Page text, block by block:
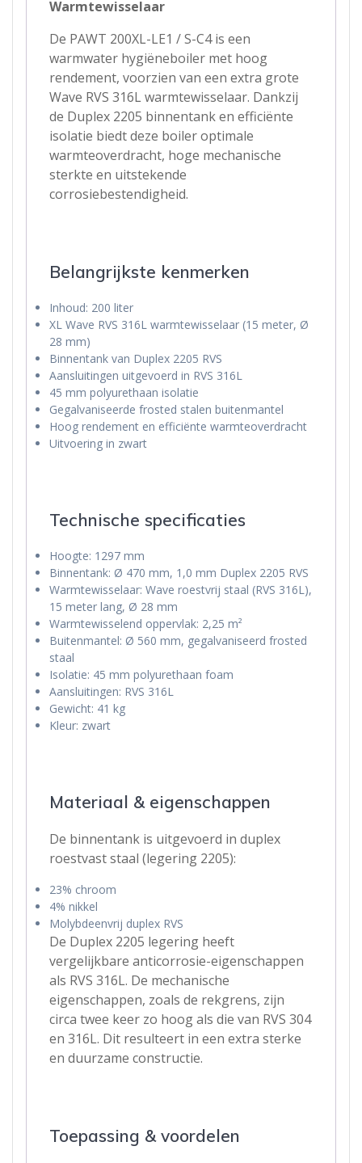
Warmtewisselaar
De PAWT 200XL-LE1 / S-C4 is een
warmwater hygiëneboiler met hoog
rendement, voorzien van een extra grote
Wave RVS 316L warmtewisselaar. Dankzij
de Duplex 2205 binnentank en efficiënte
isolatie biedt deze boiler optimale
warmteoverdracht, hoge mechanische
sterkte en uitstekende
corrosiebestendigheid.
Belangrijkste kenmerken
Inhoud: 200 liter
XL Wave RVS 316L warmtewisselaar (15 meter, Ø
28 mm)
Binnentank van Duplex 2205 RVS
Aansluitingen uitgevoerd in RVS 316L
45 mm polyurethaan isolatie
Gegalvaniseerde frosted stalen buitenmantel
Hoog rendement en efficiënte warmteoverdracht
Uitvoering in zwart
Technische specificaties
Hoogte: 1297 mm
Binnentank: Ø 470 mm, 1,0 mm Duplex 2205 RVS
Warmtewisselaar: Wave roestvrij staal (RVS 316L),
15 meter lang, Ø 28 mm
Warmtewisselend oppervlak: 2,25 m²
Buitenmantel: Ø 560 mm, gegalvaniseerd frosted
staal
Isolatie: 45 mm polyurethaan foam
Aansluitingen: RVS 316L
Gewicht: 41 kg
Kleur: zwart
Materiaal & eigenschappen
De binnentank is uitgevoerd in duplex
roestvast staal (legering 2205):
23% chroom
4% nikkel
Molybdeenvrij duplex RVS
De Duplex 2205 legering heeft
vergelijkbare anticorrosie-eigenschappen
als RVS 316L. De mechanische
eigenschappen, zoals de rekgrens, zijn
circa twee keer zo hoog als die van RVS 304
en 316L. Dit resulteert in een extra sterke
en duurzame constructie.
Toepassing & voordelen